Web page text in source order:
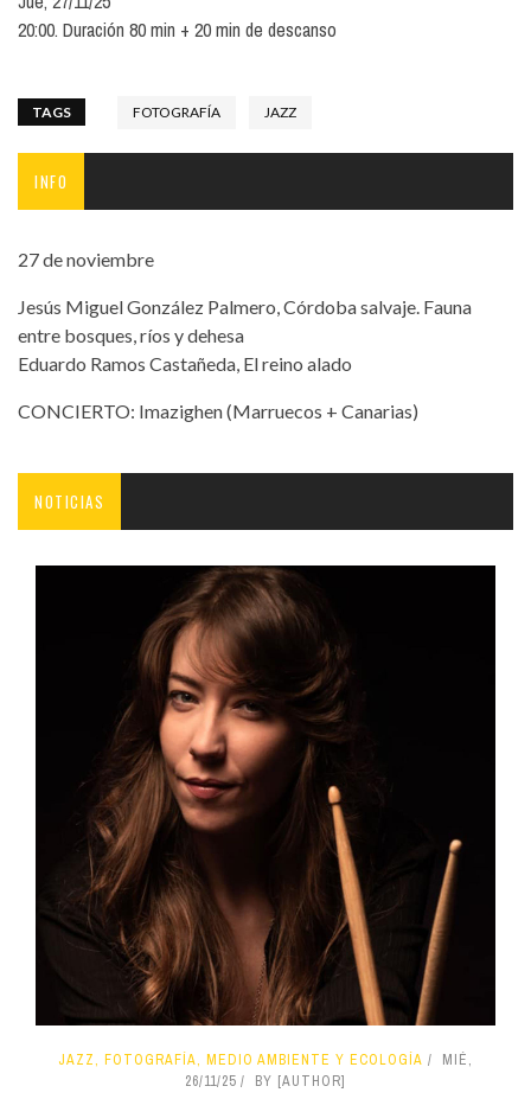
20:00. Duración 80 min + 20 min de descanso
TAGS FOTOGRAFÍA JAZZ
INFO
27 de noviembre
Jesús Miguel González Palmero, Córdoba salvaje. Fauna
entre bosques, ríos y dehesa
Eduardo Ramos Castañeda, El reino alado
CONCIERTO: Imazighen (Marruecos + Canarias)
NOTICIAS
JAZZ, FOTOGRAFÍA, MEDIO AMBIENTE Y ECOLOGÍA
MIÉ,
26/11/25
BY [AUTHOR]